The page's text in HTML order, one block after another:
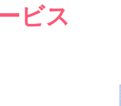
注文
平和と暮らしの
ビス